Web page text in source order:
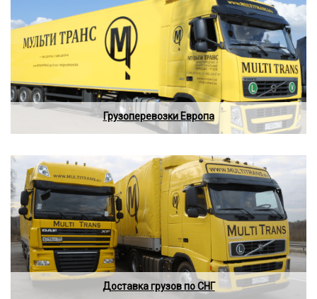
Грузоперевозки Европа
Доставка грузов по СНГ